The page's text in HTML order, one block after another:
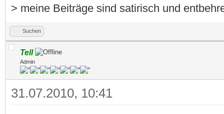
> meine Beiträge sind satirisch und
Suchen
Tell
Admin
31.07.2010, 10:41